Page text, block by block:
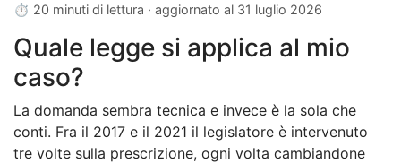
⏱ 20 minuti di lettura · aggiornato al 31 luglio 2026
Quale legge si applica al mio
caso?
La domanda sembra tecnica e invece è la sola che
conti. Fra il 2017 e il 2021 il legislatore è intervenuto
tre volte sulla prescrizione, ogni volta cambiandone